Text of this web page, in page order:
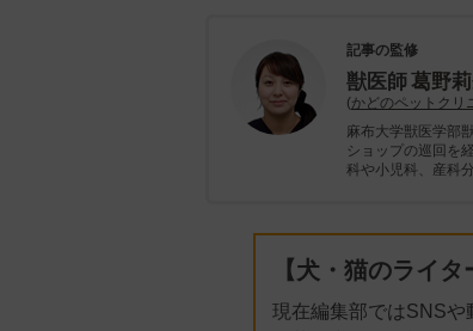
記事の監修
獣医師葛野
(かどのペットクリ
麻布大学獣医学部
ショップの巡回を
科や小児科、産科
【犬・猫のライ
現在編集部ではSNSや